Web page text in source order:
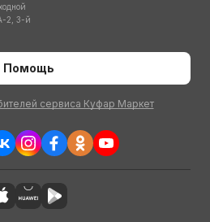
2, 3-й
Помощь
сервиса Куфар Маркет